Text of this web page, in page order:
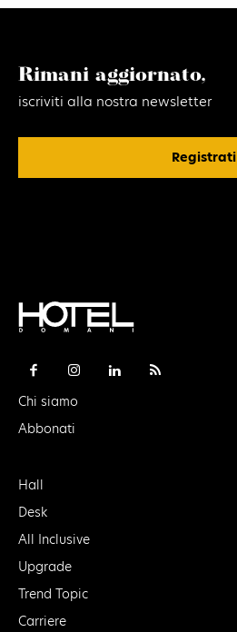
Rimani aggiornato,
iscriviti alla nostra newsletter
Registrati
Chi siamo
Abbonati
Hall
Desk
All Inclusive
Upgrade
Trend Topic
Carriere